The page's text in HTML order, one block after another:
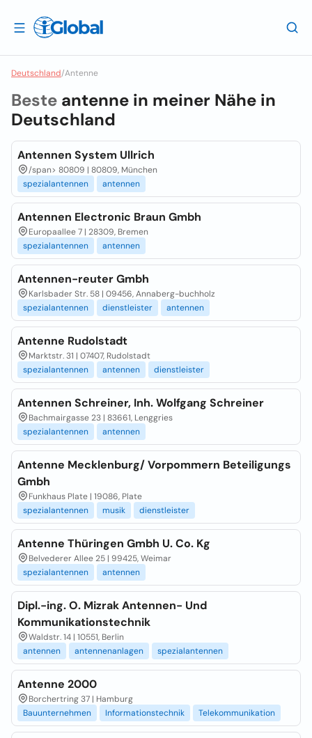
Deutschland/Antenne
Beste antenne in meiner Nähe in
Deutschland
Antennen System Ullrich
/span> 80809 | 80809, München
spezialantennen
antennen
Antennen Electronic Braun Gmbh
Europaallee 7 | 28309, Bremen
spezialantennen
antennen
Antennen-reuter Gmbh
Karlsbader Str. 58 | 09456, Annaberg-buchholz
spezialantennen
dienstleister antennen
Antenne Rudolstadt
Marktstr. 31 | 07407, Rudolstadt
spezialantennen
antennen dienstleister
Antennen Schreiner, Inh. Wolfgang Schreiner
Bachmairgasse 23 | 83661, Lenggries
spezialantennen
antennen
Antenne Mecklenburg/ Vorpommern Beteiligungs
Gmbh
Funkhaus Plate | 19086, Plate
spezialantennen
musik dienstleister
Antenne Thüringen Gmbh U. Co. Kg
Belvederer Allee 25 | 99425, Weimar
spezialantennen
antennen
Dipl.-ing. O. Mizrak Antennen- Und
Kommunikationstechnik
Waldstr. 14 | 10551, Berlin
antennen
antennenanlagen spezialantennen
Antenne 2000
Borchertring 37 | Hamburg
Bauunternehmen
Informationstechnik Telekommunikation